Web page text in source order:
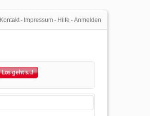
Kontakt- Impressum- Hilfe - Anmelden